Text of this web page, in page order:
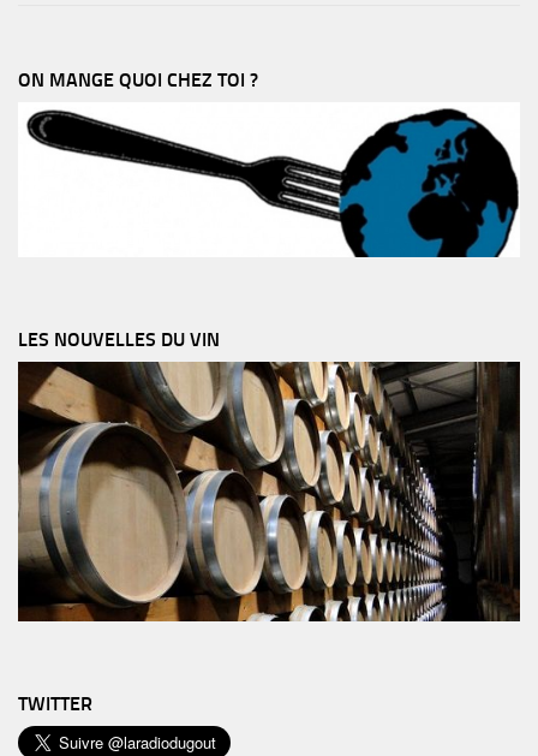
ON MANGE QUOI CHEZ TOI ?
LES NOUVELLES DU VIN
TWITTER